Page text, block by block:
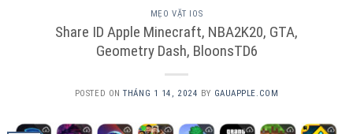
MẸO VẶT IOS
Share ID Apple Minecraft, NBA2K20, GTA,
Geometry Dash, BloonsTD6
POSTED ONTHÁNG 1 14, 2024 BY GAUAPPLE.COM